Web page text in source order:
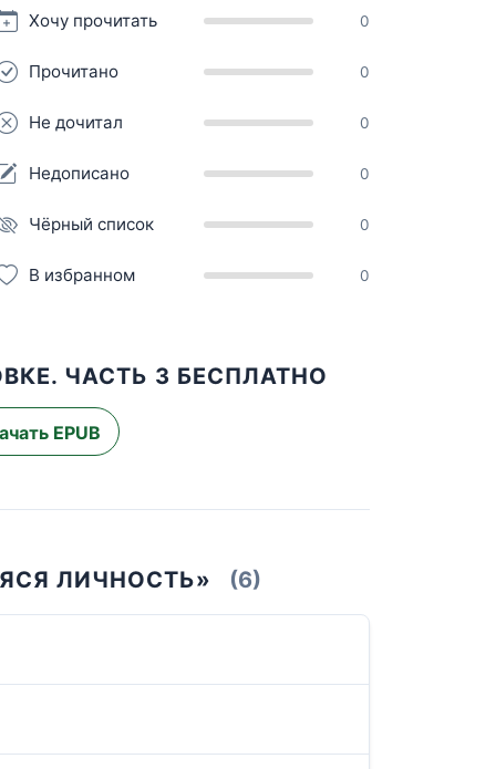
Хочу прочитать 0
Прочитано 0
Не дочитал 0
Недописано 0
Чёрный список 0
В избранном 0
ЧАСТЬ 3 БЕСПЛАТНО
EPUB
ЛИЧНОСТЬ» (6)